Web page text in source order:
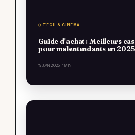
⌬ TECH & CINÉMA
Guide d'achat : Meilleurs
pour malentendants en 2025
19 JAN 2025 · 1 MIN